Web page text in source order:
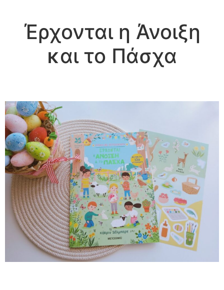
Έρχονται η Άνοιξη
και το Πάσχα